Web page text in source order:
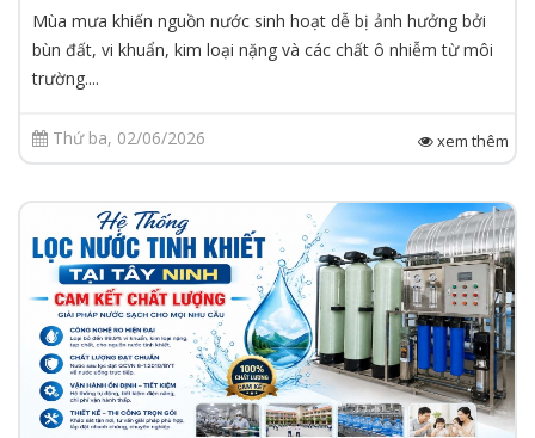
Mùa mưa khiến nguồn nước sinh hoạt dễ bị ảnh hưởng bởi
bùn đất, vi khuẩn, kim loại nặng và các chất ô nhiễm từ môi
trường....
Thứ ba, 02/06/2026 xem thêm